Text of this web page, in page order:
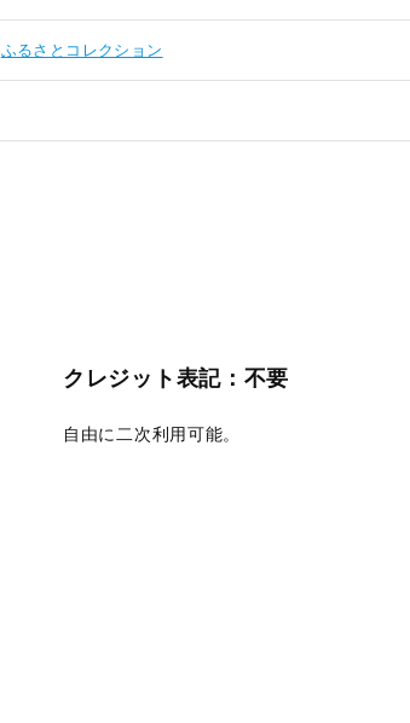
ふるさとコレクション
クレジット表記：不要
自由に二次利用可能。